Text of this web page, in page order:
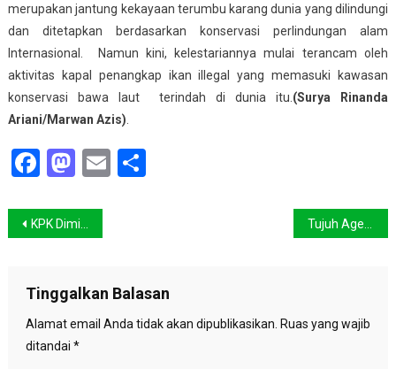
merupakan jantung kekayaan terumbu karang dunia yang dilindungi
dan ditetapkan berdasarkan konservasi perlindungan alam
Internasional. Namun kini, kelestariannya mulai terancam oleh
aktivitas kapal penangkap ikan illegal yang memasuki kawasan
konservasi bawa laut terindah di dunia itu. (Surya Rinanda
Ariani/Marwan Azis)
Facebook
Mastodon
EmailShare
Navigasi
KPK Diminta Tuntaskan Kasus Korupsi Sektor Kehutanan
Tinggalkan Balasan
Alamat email Anda tidak akan dipublikasikan. Ruas yang wajib
ditandai *